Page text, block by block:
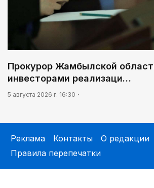
Прокурор Жамбылской
инвесторами реализаци…
5 августа 2026 г. 16:30
Реклама Контакты
О редакции
Правила перепечатки